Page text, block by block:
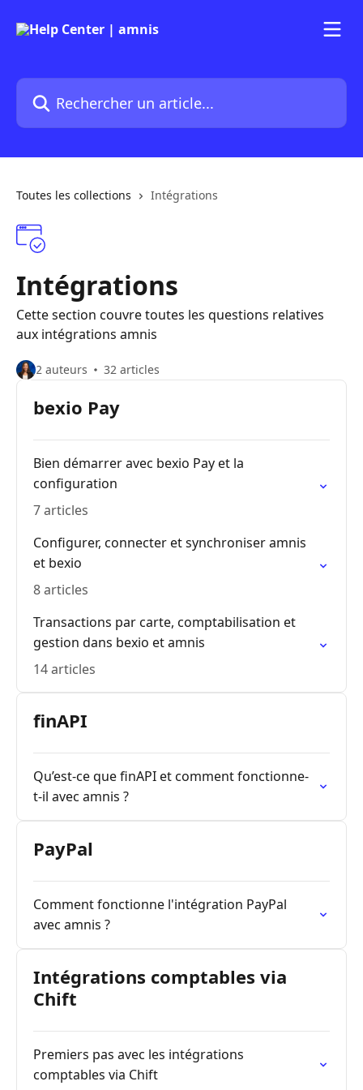
Rechercher un article...
Toutes les collections Intégrations
Intégrations
Cette section couvre toutes les questions relatives
aux intégrations amnis
2 auteurs 32 articles
bexio Pay
Bien démarrer avec bexio Pay et la
configuration
7 articles
Configurer, connecter et synchroniser amnis
et bexio
8 articles
Transactions par carte, comptabilisation et
gestion dans bexio et amnis
14 articles
finAPI
Qu’est-ce que finAPI et comment fonctionne-
t-il avec amnis ?
PayPal
Comment fonctionne l'intégration PayPal
avec amnis ?
Intégrations comptables via
Chift
Premiers pas avec les intégrations
comptables via Chift